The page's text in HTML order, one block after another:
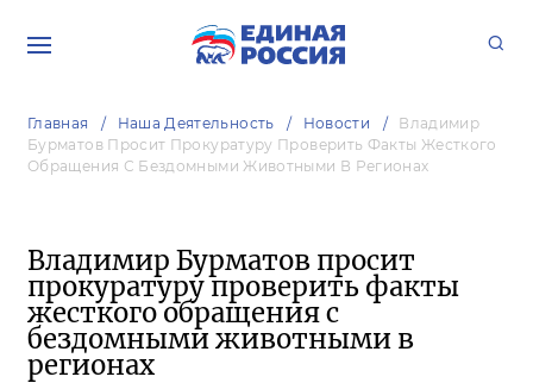
Главная Наша Деятельность Новости
Владимир
Бурматов Просит Прокуратуру Проверить Факты Жесткого
Обращения С Бездомными Животными В Регионах
Владимир Бурматов просит
прокуратуру проверить факты
жесткого обращения с
бездомными животными в
регионах